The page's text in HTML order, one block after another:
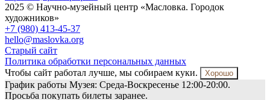
2025 © Научно-музейный центр «Масловка. Городок
художников»
+7 (980) 413-45-37
hello@maslovka.org
Старый сайт
Политика обработки персональных данных
Чтобы сайт работал лучше, мы собираем куки.
Хорошо
График работы Музея: Среда-Воскресенье 12:00-20:00.
Просьба покупать билеты заранее.